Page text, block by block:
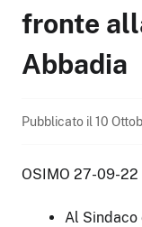
fronte
Abbadia
Pubblicato il 10
OSIMO 27-09-22
Al Sindaco